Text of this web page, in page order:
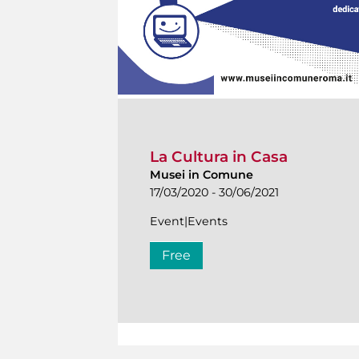
La Cultura in Casa
Musei in Comune
17/03/2020 - 30/06/2021
Event|Events
Free